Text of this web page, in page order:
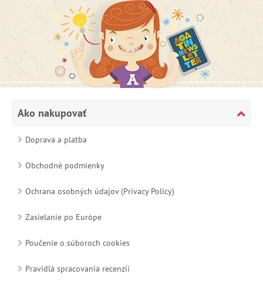
Ako nakupovať
Doprava a platba
Obchodné podmienky
Ochrana osobných údajov (Privacy Policy)
Zasielanie po Európe
Poučenie o súboroch cookies
Pravidlá spracovania recenzií